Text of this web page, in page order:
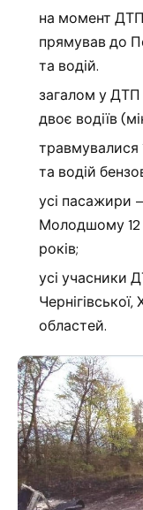
на момент ДТП
прямував до
та водій.
загалом у ДТП
двоє водіїв
травмувалися
та водій
усі пасажири —
Молодшому 12
років;
усі учасники
областей.